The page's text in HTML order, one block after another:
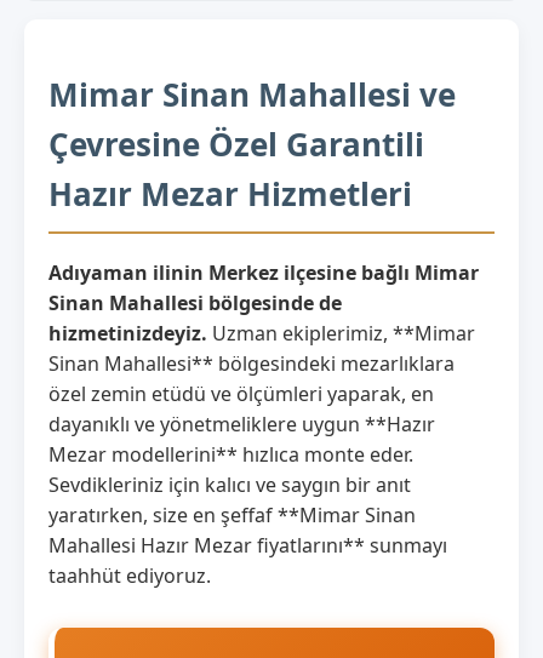
Mimar Sinan Mahallesi ve
Çevresine Özel Garantili
Hazır Mezar Hizmetleri
Adıyaman ilinin Merkez ilçesine bağlı Mimar
Sinan Mahallesi bölgesinde de
hizmetinizdeyiz. Uzman ekiplerimiz, **Mimar
Sinan Mahallesi** bölgesindeki mezarlıklara
özel zemin etüdü ve ölçümleri yaparak, en
dayanıklı ve yönetmeliklere uygun **Hazır
Mezar modellerini** hızlıca monte eder.
Sevdikleriniz için kalıcı ve saygın bir anıt
yaratırken, size en şeffaf **Mimar Sinan
Mahallesi Hazır Mezar fiyatlarını** sunmayı
taahhüt ediyoruz.